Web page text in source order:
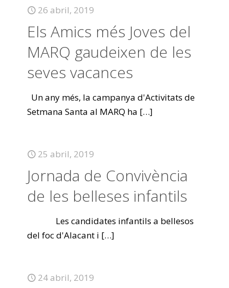
26 abril, 2019
Els Amics més Joves del
MARQ gaudeixen de les
seves vacances
Un any més, la campanya d'Activitats de
Setmana Santa al MARQ ha […]
25 abril, 2019
Jornada de Convivència
de les belleses infantils
Les candidates infantils a bellesos
del foc d'Alacant i […]
24 abril, 2019